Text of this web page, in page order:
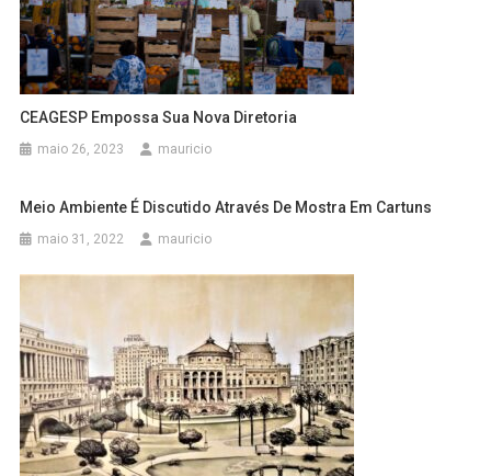
CEAGESP Empossa Sua Nova Diretoria
maio 26, 2023 mauricio
Meio Ambiente É Discutido Através De Mostra Em Cartuns
maio 31, 2022 mauricio